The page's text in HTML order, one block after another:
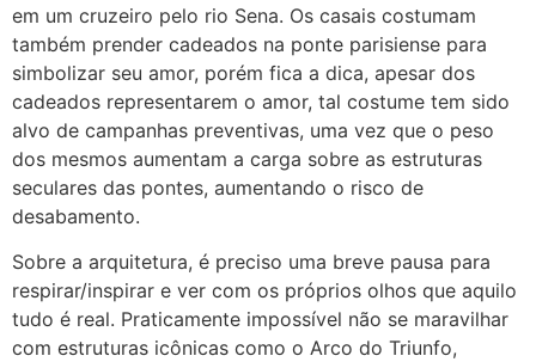
em um cruzeiro pelo rio Sena. Os casais costumam
também prender cadeados na ponte parisiense para
simbolizar seu amor, porém fica a dica, apesar dos
cadeados representarem o amor, tal costume tem sido
alvo de campanhas preventivas, uma vez que o peso
dos mesmos aumentam a carga sobre as estruturas
seculares das pontes, aumentando o risco de
desabamento.
Sobre a arquitetura, é preciso uma breve pausa para
respirar/inspirar e ver com os próprios olhos que aquilo
tudo é real. Praticamente impossível não se maravilhar
com estruturas icônicas como o Arco do Triunfo,